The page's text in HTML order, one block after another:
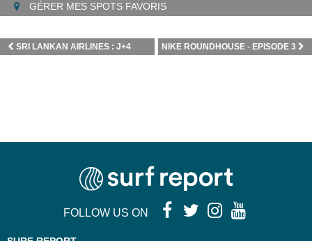
GÉRER MES SPOTS FAVORIS
NIKE ROUNDHOUSE - EPISODE 3
SRI LANKAN AIRLINES : J+4
FOLLOW US ON